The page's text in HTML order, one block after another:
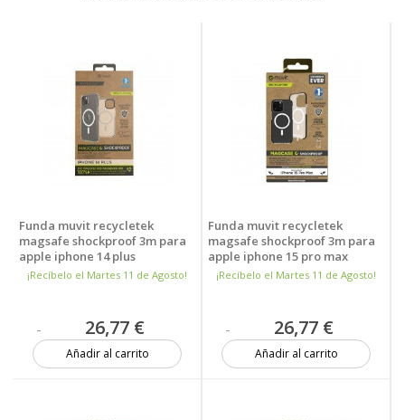
Funda muvit recycletek
magsafe shockproof 3m para
apple iphone 14 plus
transparente - negra
¡Recíbelo el Martes 11 de Agosto!
26,77 €
Añadir al carrito
Funda muvit recycletek
magsafe shockproof 3m para
apple iphone 15 pro max
transparente - negra
¡Recíbelo el Martes 11 de Agosto!
26,77 €
Añadir al carrito